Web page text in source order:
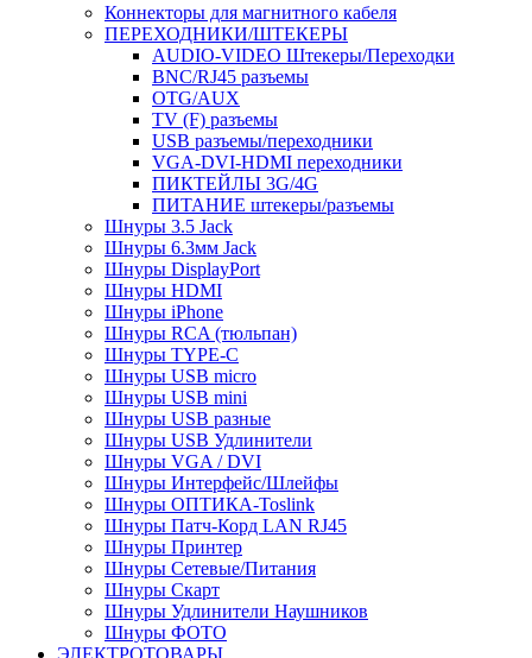
Коннекторы для магнитного кабеля
ПЕРЕХОДНИКИ/ШТЕКЕРЫ
AUDIO-VIDEO Штекеры/Переходки
BNC/RJ45 разъемы
OTG/AUX
TV (F) разъемы
USB разъемы/переходники
VGA-DVI-HDMI переходники
ПИКТЕЙЛЫ 3G/4G
ПИТАНИЕ штекеры/разъемы
Шнуры 3.5 Jack
Шнуры 6.3мм Jack
Шнуры DisplayPort
Шнуры HDMI
Шнуры iPhone
Шнуры RCA (тюльпан)
Шнуры TYPE-C
Шнуры USB micro
Шнуры USB mini
Шнуры USB разные
Шнуры USB Удлинители
Шнуры VGA / DVI
Шнуры Интерфейс/Шлейфы
Шнуры ОПТИКА-Toslink
Шнуры Патч-Корд LAN RJ45
Шнуры Принтер
Шнуры Сетевые/Питания
Шнуры Скарт
Шнуры Удлинители Наушников
Шнуры ФОТО
ЭЛЕКТРОТОВАРЫ